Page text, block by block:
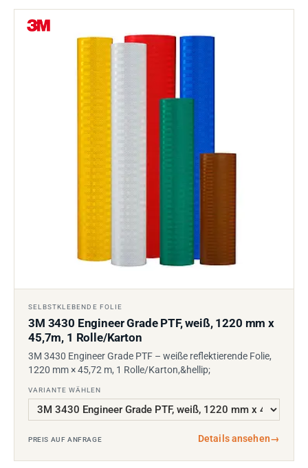
SELBSTKLEBENDE FOLIE
3M 3430 Engineer Grade PTF, weiß, 1220 mm x
45,7m, 1 Rolle/Karton
3M 3430 Engineer Grade PTF – weiße reflektierende Folie,
1220 mm × 45,72 m, 1 Rolle/Karton,&hellip;
VARIANTE WÄHLEN
PREIS AUF ANFRAGE Details ansehen→